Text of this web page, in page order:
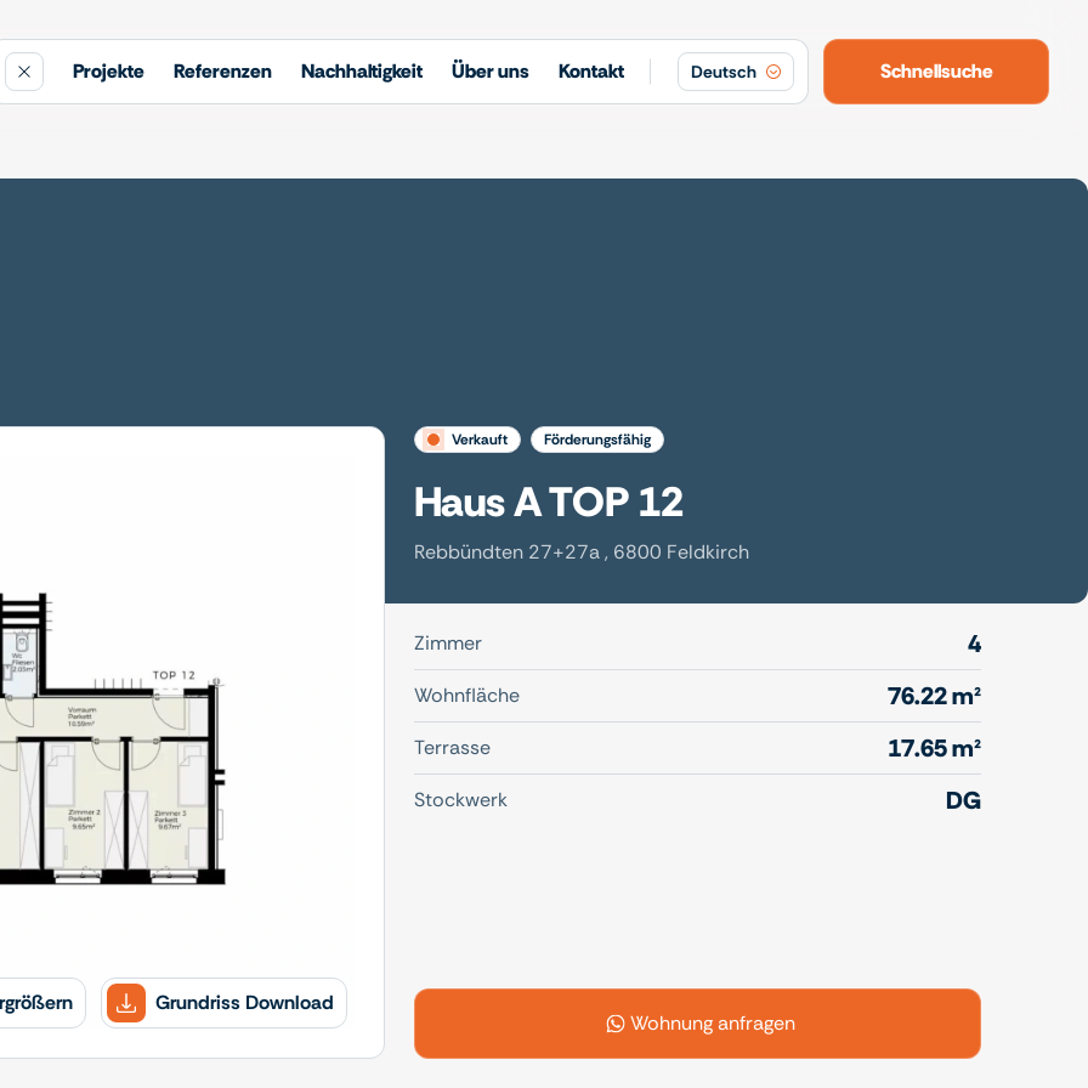
Projekte Referenzen Nachhaltigkeit Über uns Kontakt Deutsch Schnellsuche
Grundriss Download
verkauft förderungsfähig
Haus A TOP 12
Rebbündten 27+27a , 6800 Feldkirch
Zimmer 4
Wohnfläche 76.22 m²
Terrasse 17.65 m²
Stockwerk DG
Wohnung anfragen